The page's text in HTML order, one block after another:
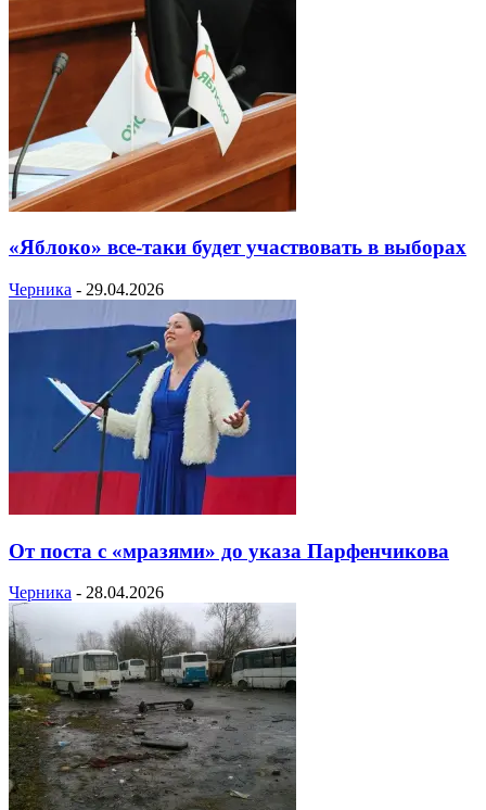
«Яблоко» все-таки будет участвовать в выборах
Черника - 29.04.2026
От поста с «мразями» до указа Парфенчикова
Черника - 28.04.2026